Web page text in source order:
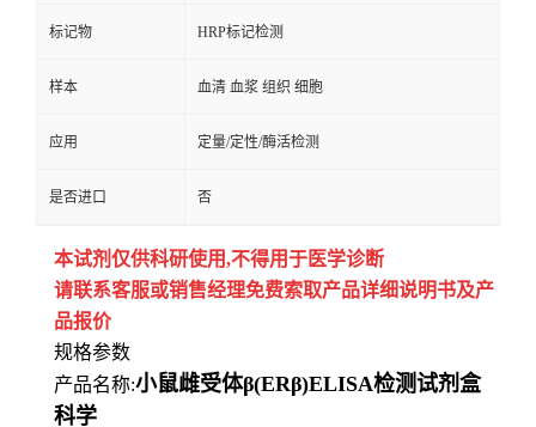
标记物 HRP标记检测
样本 血清 血浆 组织 细胞
应用 定量/定性/酶活检测
是否进口 否
本试剂仅供科研使用,不得用于医学诊断
请联系客服或销售经理免费索取产品详细说明书及产
品报价
规格参数
产品名称:小鼠雌受体β(ERβ)ELISA检测试剂盒
科学